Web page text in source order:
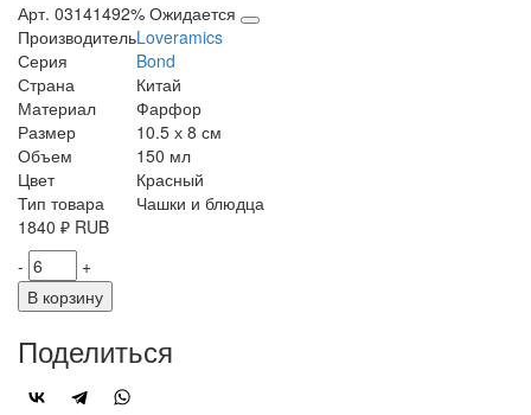
Арт. 03141492% Ожидается
ПроизводительLoveramics
Серия
Bond
Страна
Китай
Материал
Фарфор
Размер
10.5 х 8 см
Объем
150 мл
Цвет
Красный
Тип товара
Чашки и блюдца
1840 ₽ RUB
-
+
В корзину
Поделиться